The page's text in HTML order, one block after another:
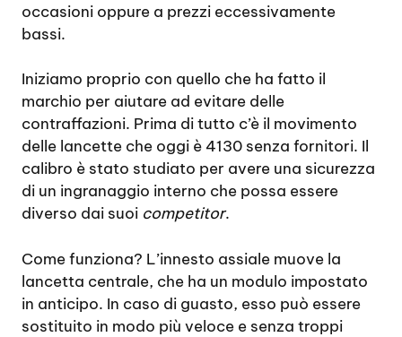
occasioni oppure a prezzi eccessivamente
bassi.
Iniziamo proprio con quello che ha fatto il
marchio per aiutare ad evitare delle
contraffazioni. Prima di tutto c’è il movimento
delle lancette che oggi è 4130 senza fornitori. Il
calibro è stato studiato per avere una sicurezza
di un ingranaggio interno che possa essere
diverso dai suoi competitor.
Come funziona? L’innesto assiale muove la
lancetta centrale, che ha un modulo impostato
in anticipo. In caso di guasto, esso può essere
sostituito in modo più veloce e senza troppi